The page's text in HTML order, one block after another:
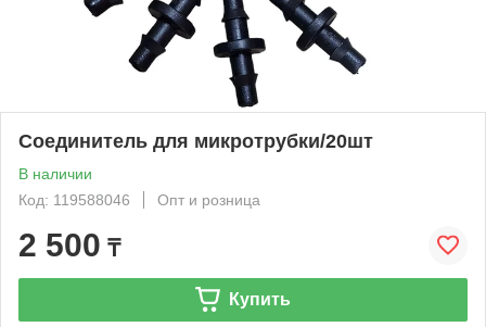
Соединитель для микротрубки/20шт
В наличии
Код: 119588046
Опт и розница
2 500 ₸
Купить